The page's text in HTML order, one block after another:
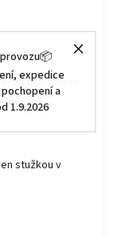
expedice
a
1.9.2026
tohoto
stužkou v